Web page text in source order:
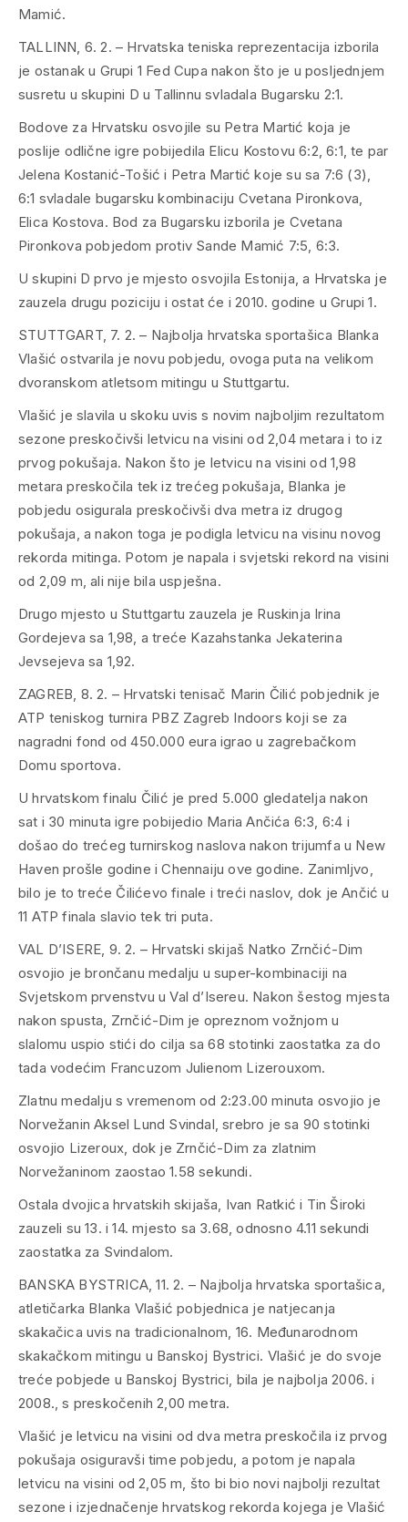
Mamić.
TALLINN, 6. 2. – Hrvatska teniska reprezentacija izborila
je ostanak u Grupi 1 Fed Cupa nakon što je u posljednjem
susretu u skupini D u Tallinnu svladala Bugarsku 2:1.
Bodove za Hrvatsku osvojile su Petra Martić koja je
poslije odlične igre pobijedila Elicu Kostovu 6:2, 6:1, te par
Jelena Kostanić-Tošić i Petra Martić koje su sa 7:6 (3),
6:1 svladale bugarsku kombinaciju Cvetana Pironkova,
Elica Kostova. Bod za Bugarsku izborila je Cvetana
Pironkova pobjedom protiv Sande Mamić 7:5, 6:3.
U skupini D prvo je mjesto osvojila Estonija, a Hrvatska je
zauzela drugu poziciju i ostat će i 2010. godine u Grupi 1.
STUTTGART, 7. 2. – Najbolja hrvatska sportašica Blanka
Vlašić ostvarila je novu pobjedu, ovoga puta na velikom
dvoranskom atletsom mitingu u Stuttgartu.
Vlašić je slavila u skoku uvis s novim najboljim rezultatom
sezone preskočivši letvicu na visini od 2,04 metara i to iz
prvog pokušaja. Nakon što je letvicu na visini od 1,98
metara preskočila tek iz trećeg pokušaja, Blanka je
pobjedu osigurala preskočivši dva metra iz drugog
pokušaja, a nakon toga je podigla letvicu na visinu novog
rekorda mitinga. Potom je napala i svjetski rekord na visini
od 2,09 m, ali nije bila uspješna.
Drugo mjesto u Stuttgartu zauzela je Ruskinja Irina
Gordejeva sa 1,98, a treće Kazahstanka Jekaterina
Jevsejeva sa 1,92.
ZAGREB, 8. 2. – Hrvatski tenisač Marin Čilić pobjednik je
ATP teniskog turnira PBZ Zagreb Indoors koji se za
nagradni fond od 450.000 eura igrao u zagrebačkom
Domu sportova.
U hrvatskom finalu Čilić je pred 5.000 gledatelja nakon
sat i 30 minuta igre pobijedio Maria Ančića 6:3, 6:4 i
došao do trećeg turnirskog naslova nakon trijumfa u New
Haven prošle godine i Chennaiju ove godine. Zanimljvo,
bilo je to treće Čilićevo finale i treći naslov, dok je Ančić u
11 ATP finala slavio tek tri puta.
VAL D’ISERE, 9. 2. – Hrvatski skijaš Natko Zrnčić-Dim
osvojio je brončanu medalju u super-kombinaciji na
Svjetskom prvenstvu u Val d’Isereu. Nakon šestog mjesta
nakon spusta, Zrnčić-Dim je opreznom vožnjom u
slalomu uspio stići do cilja sa 68 stotinki zaostatka za do
tada vodećim Francuzom Julienom Lizerouxom.
Zlatnu medalju s vremenom od 2:23.00 minuta osvojio je
Norvežanin Aksel Lund Svindal, srebro je sa 90 stotinki
osvojio Lizeroux, dok je Zrnčić-Dim za zlatnim
Norvežaninom zaostao 1.58 sekundi.
Ostala dvojica hrvatskih skijaša, Ivan Ratkić i Tin Široki
zauzeli su 13. i 14. mjesto sa 3.68, odnosno 4.11 sekundi
zaostatka za Svindalom.
BANSKA BYSTRICA, 11. 2. – Najbolja hrvatska sportašica,
atletičarka Blanka Vlašić pobjednica je natjecanja
skakačica uvis na tradicionalnom, 16. Međunarodnom
skakačkom mitingu u Banskoj Bystrici. Vlašić je do svoje
treće pobjede u Banskoj Bystrici, bila je najbolja 2006. i
2008., s preskočenih 2,00 metra.
Vlašić je letvicu na visini od dva metra preskočila iz prvog
pokušaja osiguravši time pobjedu, a potom je napala
letvicu na visini od 2,05 m, što bi bio novi najbolji rezultat
sezone i izjednačenje hrvatskog rekorda kojega je Vlašić